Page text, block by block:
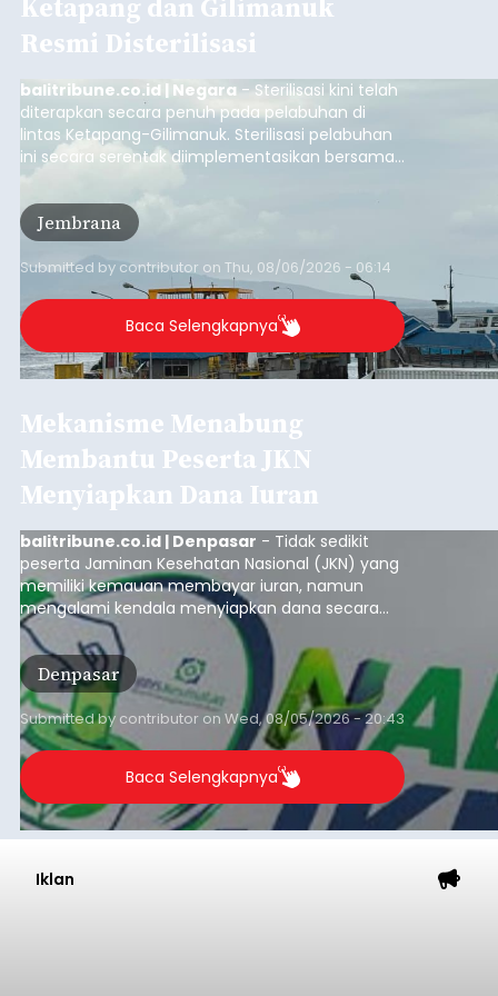
Resmi Disterilisasi
balitribune.co.id | Negara - Sterilisasi kini telah
diterapkan secara penuh pada pelabuhan di
lintas Ketapang-Gilimanuk. Sterilisasi pelabuhan
ini secara serentak diimplementasikan bersama
empat pelabuhan utama lainnya, yakni
Pelabuhan Merak, Bakauheni, Kayangan, dan
Lembar pada Rabu (5/8/2026).
Jembrana
Submitted by contributor on Thu, 08/06/2026 - 06:14
Baca Selengkapnya
Mekanisme Menabung
Membantu Peserta JKN
Menyiapkan Dana Iuran
balitribune.co.id | Denpasar - Tidak sedikit
peserta Jaminan Kesehatan Nasional (JKN) yang
memiliki kemauan membayar iuran, namun
mengalami kendala menyiapkan dana secara
penuh saat jatuh tempo pembayaran iuran.
Kondisi ini terutama dialami oleh peserta
segmen Pekerja Bukan Penerima Upah (PBPU)
yang memiliki penghasilan tidak tetap.
Denpasar
Submitted by contributor on Wed, 08/05/2026 - 20:43
Baca Selengkapnya
Iklan